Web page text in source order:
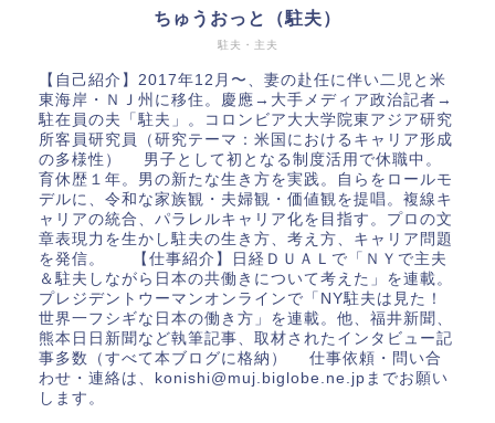
駐夫・主夫
ちゅうおっと（駐夫）
【自己紹介】2017年12月〜、妻の赴任に伴い二児と米
東海岸・ＮＪ州に移住。慶應→大手メディア政治記者→
駐在員の夫「駐夫」。コロンビア大大学院東アジア研究
所客員研究員（研究テーマ：米国におけるキャリア形成
の多様性） 男子として初となる制度活用で休職中。
育休歴１年。男の新たな生き方を実践。自らをロールモ
デルに、令和な家族観・夫婦観・価値観を提唱。複線キ
ャリアの統合、パラレルキャリア化を目指す。プロの文
章表現力を生かし駐夫の生き方、考え方、キャリア問題
を発信。 【仕事紹介】日経ＤＵＡＬで「ＮＹで主夫
＆駐夫しながら日本の共働きについて考えた」を連載。
プレジデントウーマンオンラインで「NY駐夫は見た！
世界一フシギな日本の働き方」を連載。他、福井新聞、
熊本日日新聞など執筆記事、取材されたインタビュー記
事多数（すべて本ブログに格納） 仕事依頼・問い合
わせ・連絡は、konishi@muj.biglobe.ne.jpまでお願い
します。